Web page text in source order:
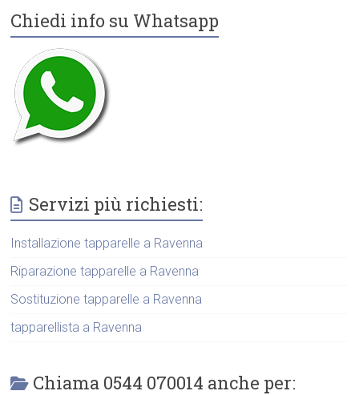
Chiedi info su Whatsapp
Servizi più richiesti:
Installazione tapparelle a Ravenna
Riparazione tapparelle a Ravenna
Sostituzione tapparelle a Ravenna
tapparellista a Ravenna
Chiama 0544 070014 anche per: